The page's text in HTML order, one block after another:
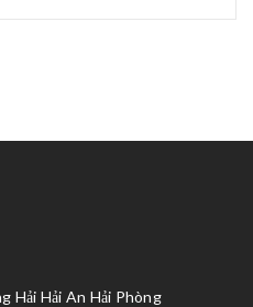
Hải Hải An Hải Phòng